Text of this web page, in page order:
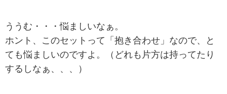
ううむ・・・悩ましいなぁ。
ホント、このセットって「抱き合わせ」なので、と
ても悩ましいのですよ。（どれも片方は持ってたり
するしなぁ、、、）